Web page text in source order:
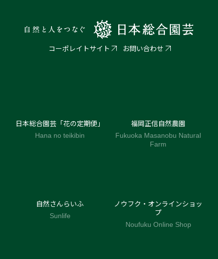
コーポレイトサイト お問い合わせ
日本総合園芸「花の定期便」
Hana no teikibin
福岡正信自然農園
Fukuoka Masanobu Natural
Farm
自然さんらいふ
Sunlife
ノウフク・オンラインショッ
プ
Noufuku Online Shop